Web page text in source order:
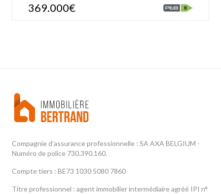
369.000€
Compagnie d’assurance professionnelle : SA AXA BELGIUM -
Numéro de police 730.390.160.
Compte tiers : BE73 1030 5080 7860
Titre professionnel : agent immobilier intermédiaire agréé IPI n°